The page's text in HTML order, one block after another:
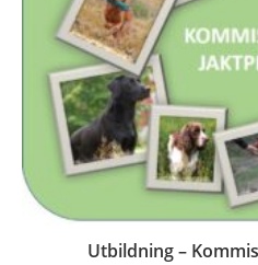
Utbildning –